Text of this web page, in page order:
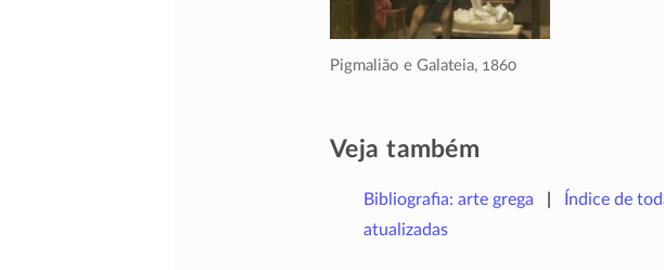
Pigmalião e Galateia, 1860
Veja também
Bibliografia: arte grega Índice de
atualizadas